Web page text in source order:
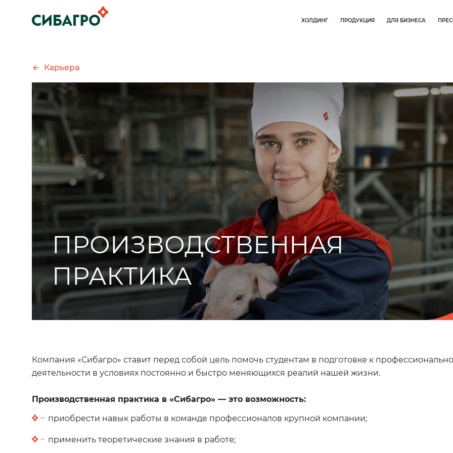
ХОЛДИНГ ПРОДУКЦИЯ ДЛЯ БИЗНЕСА
Карьера
ПРОИЗВОДСТВЕННАЯ
ПРАКТИКА
Компания «Сибагро» ставит перед собой цель помочь студентам в подготовке к
деятельности в условиях постоянно и быстро меняющихся реалий нашей жизни.
Производственная практика в «Сибагро» — это возможность:
приобрести навык работы в команде профессионалов крупной компании;
применить теоретические знания в работе;